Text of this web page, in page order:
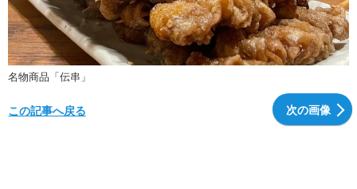
名物商品「伝串」
次の画像
この記事へ戻る